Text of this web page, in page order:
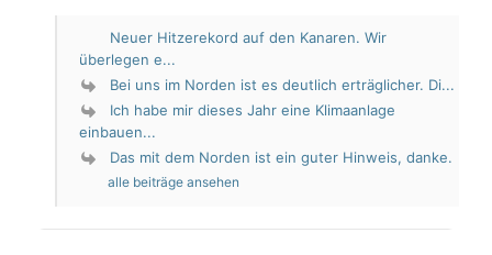
Neuer Hitzerekord auf den Kanaren. Wir
überlegen e...
Bei uns im Norden ist es deutlich erträglicher. Di...
Ich habe mir dieses Jahr eine Klimaanlage
einbauen...
Das mit dem Norden ist ein guter Hinweis, danke.
alle beiträge ansehen